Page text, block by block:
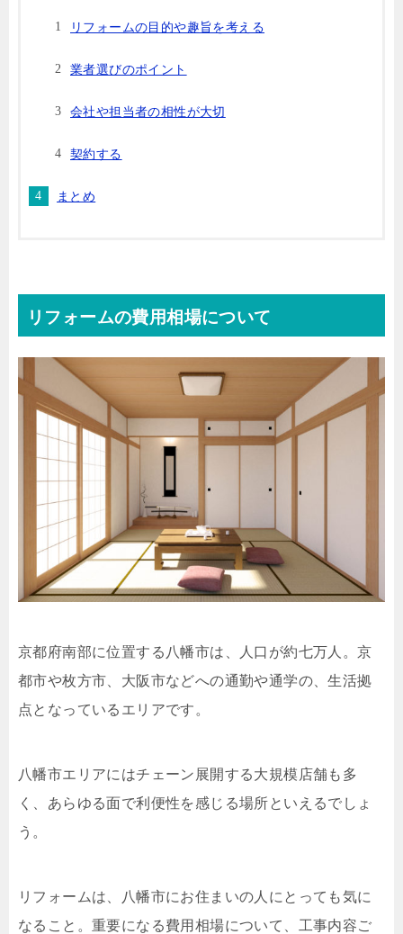
リフォームの目的や趣旨を考える
業者選びのポイント
会社や担当者の相性が大切
契約する
まとめ
リフォームの費用相場について
京都府南部に位置する八幡市は、人口が約七万人。京
都市や枚方市、大阪市などへの通勤や通学の、生活拠
点となっているエリアです。
八幡市エリアにはチェーン展開する大規模店舗も多
く、あらゆる面で利便性を感じる場所といえるでしょ
う。
リフォームは、八幡市にお住まいの人にとっても気に
なること。重要になる費用相場について、工事内容ご